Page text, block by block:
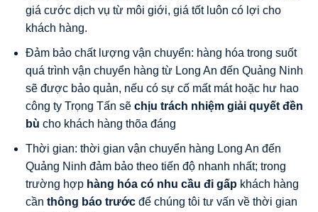
giá cước dịch vụ từ môi giới, giá tốt luôn có lợi cho
khách hàng.
Đảm bảo chất lượng vận chuyển: hàng hóa trong suốt
quá trình vận chuyển hàng từ Long An đến Quảng Ninh
sẽ được bảo quản, nếu có sự cố mất mát hoặc hư hao
công ty Trọng Tấn sẽ chịu trách nhiệm giải quyết đền
bù cho khách hàng thõa đáng
Thời gian: thời gian vận chuyển hàng Long An đến
Quảng Ninh đảm bảo theo tiến độ nhanh nhất; trong
trường hợp hàng hóa có nhu cầu đi gấpkhách hàng
cần thông báo trướcđể chúng tôi tư vấn về thời gian